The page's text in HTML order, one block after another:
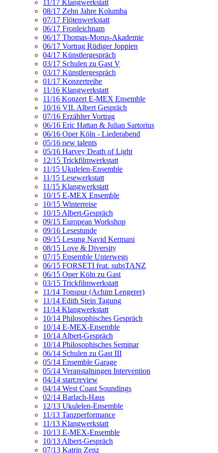
11/17 Klangwerkstatt
08/17 Zehn Jahre Kolumba
07/17 Flötenwerkstatt
06/17 Fronleichnam
06/17 Thomas-Morus-Akademie
06/17 Vortrag Rüdiger Joppien
04/17 Künstlergespräch
03/17 Schulen zu Gast V
03/17 Künstlergespräch
01/17 Konzertreihe
11/16 Klangwerkstatt
11/16 Konzert E-MEX Ensemble
10/16 VII. Albert Gespräch
07/16 Erzählter Vortrag
06/16 Eric Hattan & Julian Sartorius
06/16 Oper Köln - Liederabend
05/16 new talents
05/16 Harvey Death of Light
12/15 Trickfilmwerkstatt
11/15 Ukulelen-Ensemble
11/15 Lesewerkstatt
11/15 Klangwerkstatt
10/15 E-MEX Ensemble
10/15 Winterreise
10/15 Albert-Gespräch
09/15 European Workshop
09/16 Lesestunde
09/15 Lesung Navid Kermani
08/15 Love & Diversity
07/15 Ensemble Unterwegs
06/15 FORSETI feat. subsTANZ
06/15 Oper Köln zu Gast
03/15 Trickfilmwerkstatt
11/14 Tonspur (Achim Lengerer)
11/14 Edith Stein Tagung
11/14 Klangwerkstatt
10/14 Philosophisches Gespräch
10/14 E-MEX-Ensemble
10/14 Albert-Gespräch
10/14 Philosophisches Seminar
06/14 Schulen zu Gast III
05/14 Ensemble Garage
05/14 Veranstaltungen Intervention
04/14 start:review
04/14 West Coast Soundings
02/14 Barlach-Haus
12/13 Ukulelen-Ensemble
11/13 Tanzperformance
11/13 Klangwerkstatt
10/13 E-MEX-Ensemble
10/13 Albert-Gespräch
07/13 Katrin Zenz